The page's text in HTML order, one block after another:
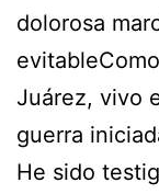
dolorosa
Juárez, vivo
guerra
He sido